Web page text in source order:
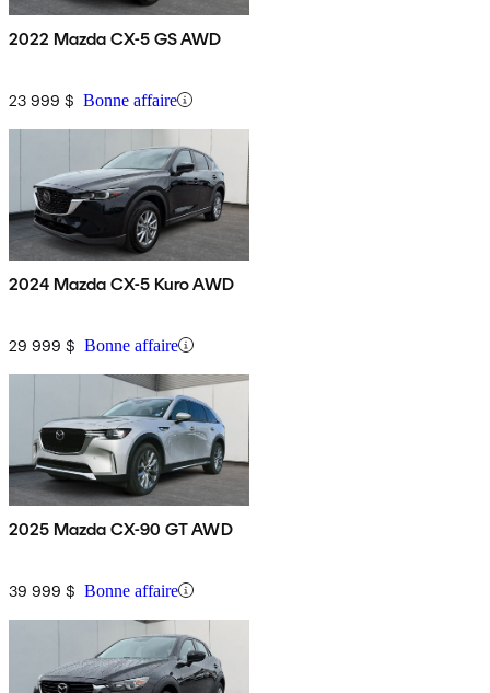
2022 Mazda CX-5 GS AWD
23 999 $ Bonne affaire
2024 Mazda CX-5 Kuro AWD
29 999 $ Bonne affaire
2025 Mazda CX-90 GT AWD
39 999 $ Bonne affaire